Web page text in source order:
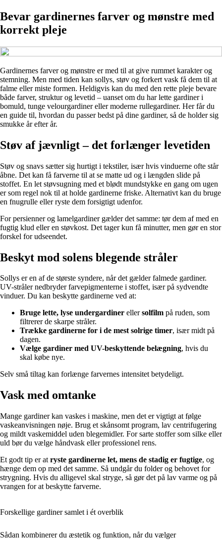
Bevar gardinernes farver og mønstre med
korrekt pleje
Gardinernes farver og mønstre er med til at give rummet karakter og
stemning. Men med tiden kan sollys, støv og forkert vask få dem til at
falme eller miste formen. Heldigvis kan du med den rette pleje bevare
både farver, struktur og levetid – uanset om du har lette gardiner i
bomuld, tunge velourgardiner eller moderne rullegardiner. Her får du
en guide til, hvordan du passer bedst på dine gardiner, så de holder sig
smukke år efter år.
Støv af jævnligt – det forlænger levetiden
Støv og snavs sætter sig hurtigt i tekstiler, især hvis vinduerne ofte står
åbne. Det kan få farverne til at se matte ud og i længden slide på
stoffet. En let støvsugning med et blødt mundstykke en gang om ugen
er som regel nok til at holde gardinerne friske. Alternativt kan du bruge
en fnugrulle eller ryste dem forsigtigt udenfor.
For persienner og lamelgardiner gælder det samme: tør dem af med en
fugtig klud eller en støvkost. Det tager kun få minutter, men gør en stor
forskel for udseendet.
Beskyt mod solens blegende stråler
Sollys er en af de største syndere, når det gælder falmede gardiner.
UV-stråler nedbryder farvepigmenterne i stoffet, især på sydvendte
vinduer. Du kan beskytte gardinerne ved at:
Bruge lette, lyse undergardiner ellersolfilm på ruden, som
filtrerer de skarpe stråler.
Trække gardinerne for i de mest solrige timer, især midt på
dagen.
Vælge gardiner med UV-beskyttende belægning, hvis du
skal købe nye.
Selv små tiltag kan forlænge farvernes intensitet betydeligt.
Vask med omtanke
Mange gardiner kan vaskes i maskine, men det er vigtigt at følge
vaskeanvisningen nøje. Brug et skånsomt program, lav centrifugering
og mildt vaskemiddel uden blegemidler. For sarte stoffer som silke eller
uld bør du vælge håndvask eller professionel rens.
Et godt tip er at ryste gardinerne let, mens de stadig er fugtige, og
hænge dem op med det samme. Så undgår du folder og behovet for
strygning. Hvis du alligevel skal stryge, så gør det på lav varme og på
vrangen for at beskytte farverne.
Forskellige gardiner samlet i ét overblik
Sådan kombinerer du æstetik og funktion, når du vælger